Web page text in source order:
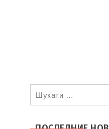
Ви
шукали